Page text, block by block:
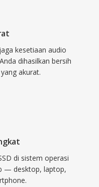
kesetiaan audio
dihasilkan bersih
akurat.
di sistem operasi
— desktop, laptop,